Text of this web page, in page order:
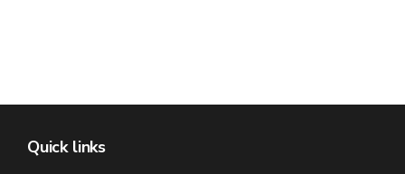
Quick links